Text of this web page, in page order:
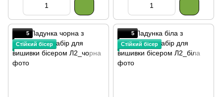
5
Стійкий бісер
5
Стійкий бісер